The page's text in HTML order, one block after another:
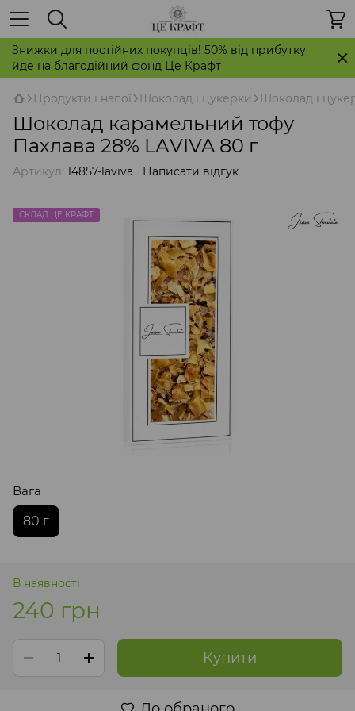
Знижки для постійних покупців! 50% від прибутку
йде на благодійний фонд Це Крафт
Продукти і напої Шоколад і цукерки Шоколад і
Шоколад карамельний тофу
Пахлава 28% LАVIVA 80 г
Артикул: 14857-laviva Написати відгук
СКЛАД ЦЕ КРАФТ
Вага
80 г
В наявності
240 грн
Купити